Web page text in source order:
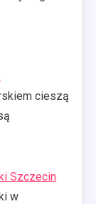
cieszą
Szczecin
w